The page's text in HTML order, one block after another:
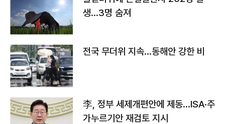
생…3명 숨져
전국 무더위 지속…동해안 강한 비
李, 정부 세제개편안에 제동…ISA·주
가누르기안 재검토 지시